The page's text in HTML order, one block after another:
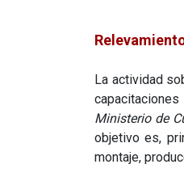
La actividad
Ministerio de
objetivo es,
montaje,